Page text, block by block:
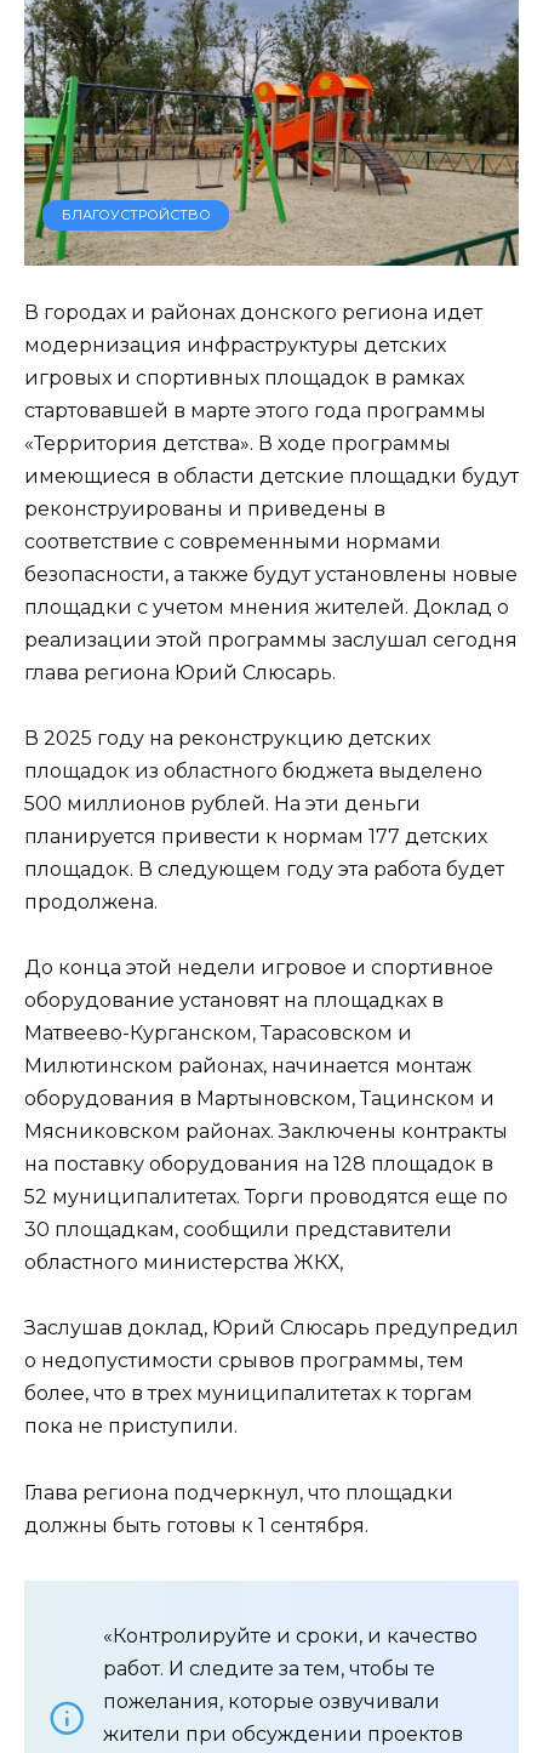
БЛАГОУСТРОЙСТВО
В городах и районах донского региона идет
модернизация инфраструктуры детских
игровых и спортивных площадок в рамках
стартовавшей в марте этого года программы
«Территория детства». В ходе программы
имеющиеся в области детские площадки будут
реконструированы и приведены в
соответствие с современными нормами
безопасности, а также будут установлены новые
площадки с учетом мнения жителей. Доклад о
реализации этой программы заслушал сегодня
глава региона Юрий Слюсарь.
В 2025 году на реконструкцию детских
площадок из областного бюджета выделено
500 миллионов рублей. На эти деньги
планируется привести к нормам 177 детских
площадок. В следующем году эта работа будет
продолжена.
До конца этой недели игровое и спортивное
оборудование установят на площадках в
Матвеево-Курганском, Тарасовском и
Милютинском районах, начинается монтаж
оборудования в Мартыновском, Тацинском и
Мясниковском районах. Заключены контракты
на поставку оборудования на 128 площадок в
52 муниципалитетах. Торги проводятся еще по
30 площадкам, сообщили представители
областного министерства ЖКХ,
Заслушав доклад, Юрий Слюсарь предупредил
о недопустимости срывов программы, тем
более, что в трех муниципалитетах к торгам
пока не приступили.
Глава региона подчеркнул, что площадки
должны быть готовы к 1 сентября.
«Контролируйте и сроки, и качество
работ. И следите за тем, чтобы те
пожелания, которые озвучивали
жители при обсуждении проектов